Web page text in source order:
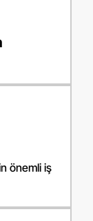
önemli iş